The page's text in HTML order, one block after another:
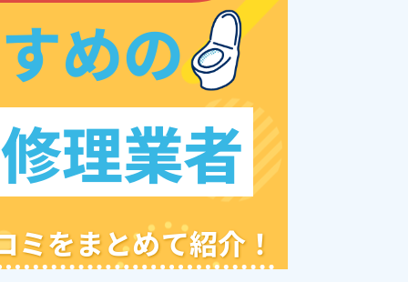
めの
理業者
をまとめて紹介！